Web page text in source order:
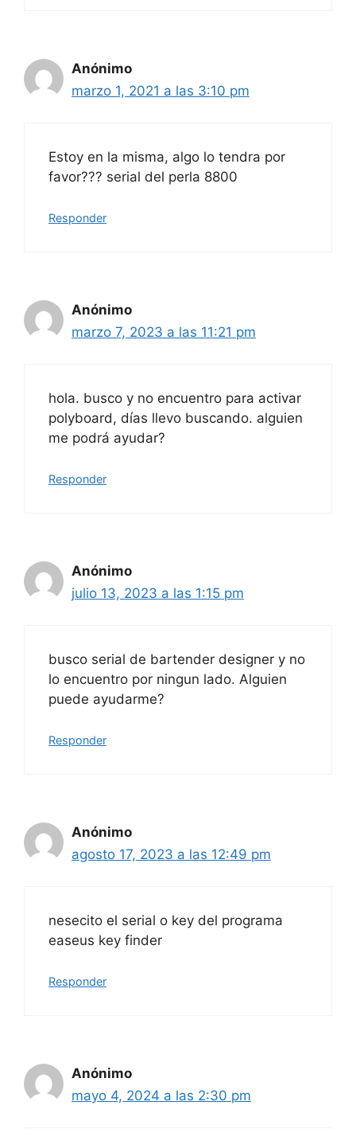
Anónimo
marzo 1, 2021 a las 3:10 pm
Estoy en la misma, algo lo tendra por
favor??? serial del perla 8800
Responder
Anónimo
marzo 7, 2023 a las 11:21 pm
hola. busco y no encuentro para activar
polyboard, días llevo buscando. alguien
me podrá ayudar?
Responder
Anónimo
julio 13, 2023 a las 1:15 pm
busco serial de bartender designer y no
lo encuentro por ningun lado. Alguien
puede ayudarme?
Responder
Anónimo
agosto 17, 2023 a las 12:49 pm
nesecito el serial o key del programa
easeus key finder
Responder
Anónimo
mayo 4, 2024 a las 2:30 pm